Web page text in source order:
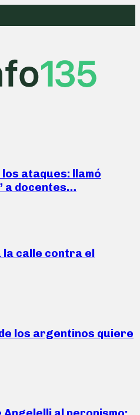
ataques: llamó
a docentes…
la calle contra el
los argentinos quiere